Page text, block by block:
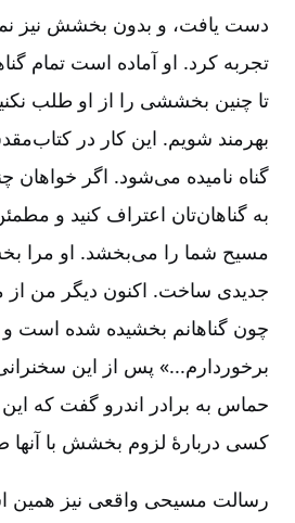
دست یافت، و بدون بخشش نیز
تجربه کرد. او آماده است تمام
تا چنین بخششی را از او طلب
بهرمند شویم. این کار در
گناه نامیده می‌شود. اگر
به گناهان‌تان اعتراف کنید و
مسیح شما را می‌بخشد. او مرا
جدیدی ساخت. اکنون دیگر من
چون گناهانم بخشیده شده است و
برخوردارم...» پس از این
حماس به برادر اندرو گفت که
کسی دربارۀ لزوم بخشش با
رسالت مسیحی واقعی نیز همین